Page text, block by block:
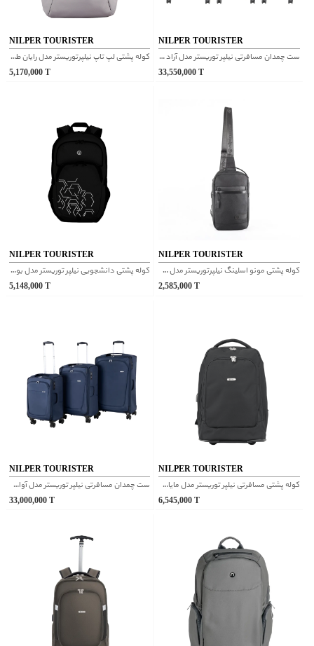
NILPER TOURISTER
کوله پشتی لپ تاپ نیلپرتوریستر مدل رایان طوسی
5,170,000T
NILPER TOURISTER
ست چمدان مسافرتی نیلپر توریستر مدل آراد مشکی
33,550,000 T
NILPER TOURISTER
کوله پشتی دانشجویی نیلپر توریستر مدل بوکان مشکی
5,148,000T
NILPER TOURISTER
کوله پشتی مونو اسلینگ نیلپرتوریستر مدل ساران سایز بزرگ طوسی
2,585,000 T
NILPER TOURISTER
ست چمدان مسافرتی نیلپر توریستر مدل آوان سورمه ای
33,000,000T
NILPER TOURISTER
کوله پشتی مسافرتی نیلپر توریستر مدل مایان بدون چرخ و دسته ترولی مشکی یک دست
6,545,000 T